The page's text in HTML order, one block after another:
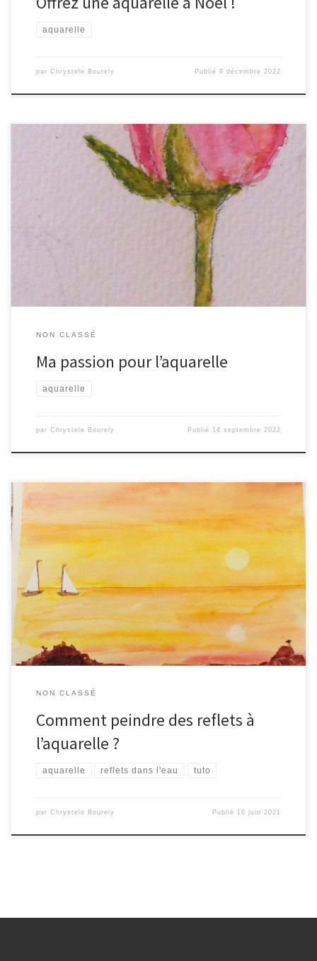
aquarelle
par Chrystele Bourely Publié9 décembre 2022
Ma découverte de la peinture aquarelle La peinture aquarelle
fait partie de ma vie depuis mon enfance .. au temps où ma mère
peignai régulièrement à l’aquarelle et parfois aussi à la peinture à
l’huile ou bien en mixant les pigments aquarelle à l’encre de
chine. Voici quelques unes […]
NON CLASSÉ
Ma passion pour l’aquarelle
aquarelle
par Chrystele Bourely Publié 14 septembre 2022
L’aquarelle, que j’ai découverte depuis toute petite grâce à ma
mère, est devenue une passion depuis le 1er confinement ! J’ai
décidé de vous en faire profiter 🙂 Promis : les aquarelles arrivent
bientôt, pour illustrer cet article ! Peindre l’eau et ses reflets
Selon Marie […]
NON CLASSÉ
Comment peindre des reflets à
l’aquarelle ?
aquarelle reflets dans l'eau tuto
par Chrystele Bourely Publié 16 juin 2021